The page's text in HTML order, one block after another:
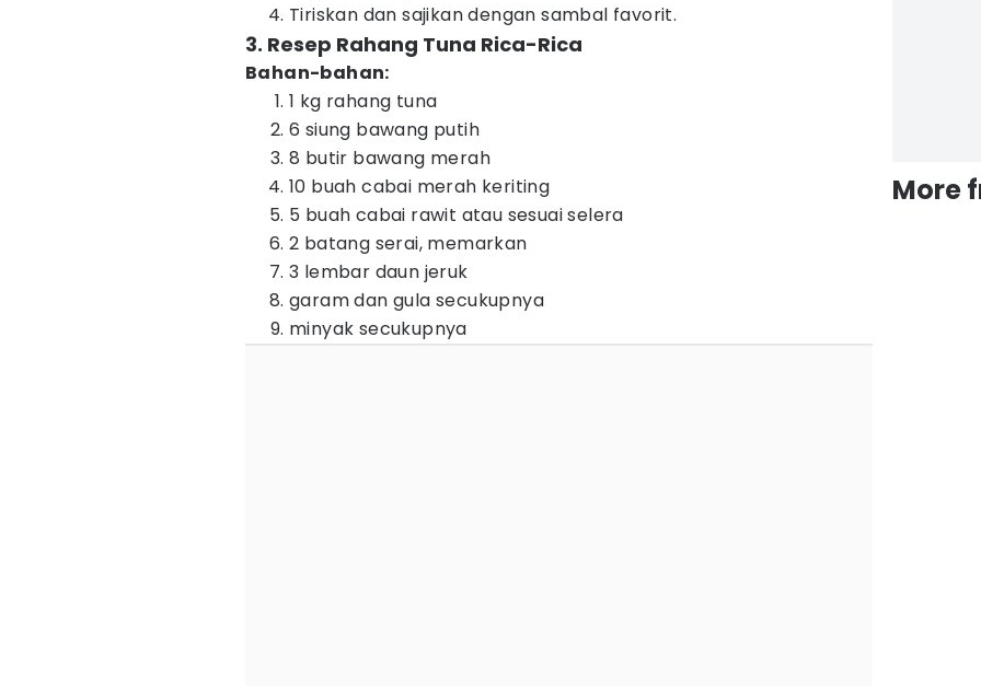
Tiriskan dan sajikan dengan sambal favorit.
3. Resep Rahang Tuna Rica-Rica
Bahan-bahan:
1 kg rahang tuna
6 siung bawang putih
8 butir bawang merah
10 buah cabai merah keriting
5 buah cabai rawit atau sesuai selera
2 batang serai, memarkan
3 lembar daun jeruk
garam dan gula secukupnya
minyak secukupnya
More